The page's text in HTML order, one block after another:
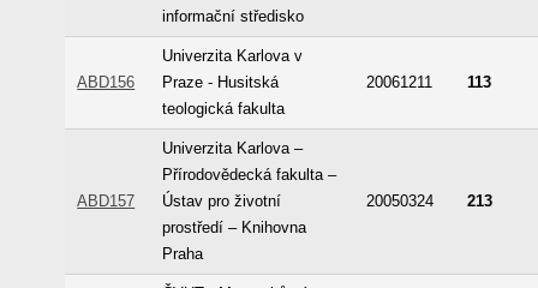
informační středisko
ABD156
Univerzita Karlova v
Praze - Husitská
teologická fakulta
20061211 113
ABD157
Univerzita Karlova –
Přírodovědecká fakulta –
Ústav pro životní
prostředí – Knihovna
Praha
20050324 213